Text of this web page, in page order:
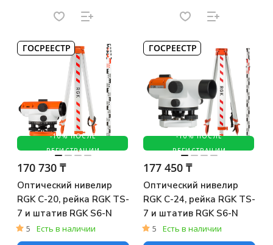
-10% ПОСЛЕ
РЕГИСТРАЦИИ
ГОСРЕЕСТР
170 730 ₸
Оптический нивелир
RGK C-20, рейка RGK TS-
7 и штатив RGK S6-N
5 Есть в наличии
-10% ПОСЛЕ
РЕГИСТРАЦИИ
ГОСРЕЕСТР
177 450 ₸
Оптический нивелир
RGK C-24, рейка RGK TS-
7 и штатив RGK S6-N
5 Есть в наличии